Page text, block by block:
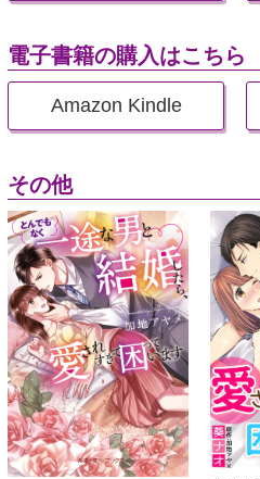
電子書籍の購入はこちら
Amazon Kindle
その他